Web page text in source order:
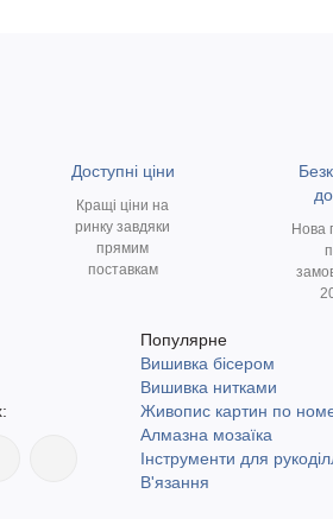
Доступні ціни
Кращі ціни на
ринку завдяки
прямим
поставкам
Нова
Популярне
Вишивка бісером
Вишивка нитками
Живопис картин по
Алмазна мозаїка
Інструменти для
В'язання